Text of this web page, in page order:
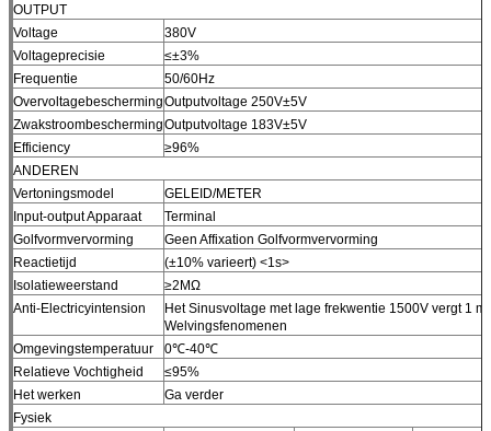
OUTPUT
Voltage
380V
Voltageprecisie
≤±3%
Frequentie
50/60Hz
OvervoltagebeschermingOutputvoltage 250V±5V
ZwakstroombeschermingOutputvoltage 183V±5V
Efficiency
≥96%
ANDEREN
Vertoningsmodel
GELEID/METER
Input-output Apparaat
Terminal
Golfvormvervorming
Geen Affixation Golfvormvervorming
Reactietijd
(±10% varieert) <1s>
Isolatieweerstand
≥2MΩ
Anti-Electricyintension
Het Sinusvoltage met lage frekwentie 1500V vergt 1
Welvingsfenomenen
Omgevingstemperatuur
0℃-40℃
Relatieve Vochtigheid
≤95%
Het werken
Ga verder
Fysiek